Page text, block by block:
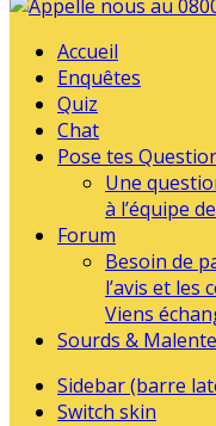
Accueil
Enquêtes
Quiz
Chat
Pose tes
Une
à l’équipe
Forum
Besoin de
l’avis et les
Viens
Sourds &
Sidebar (barre
Switch skin